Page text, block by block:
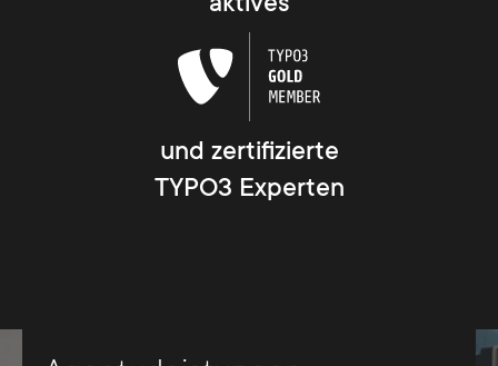
und zertifizierte
TYPO3 Experten